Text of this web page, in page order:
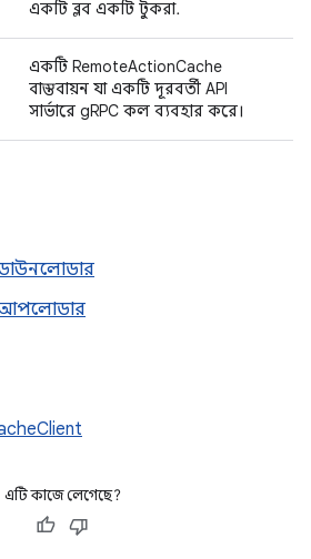
একটি ব্লব একটি টুকরা.
একটি RemoteActionCache
বাস্তবায়ন যা একটি দূরবর্তী API
সার্ভারে gRPC কল ব্যবহার করে।
ডাউনলোডার
আপলোডার
এটি কাজে লেগেছে?